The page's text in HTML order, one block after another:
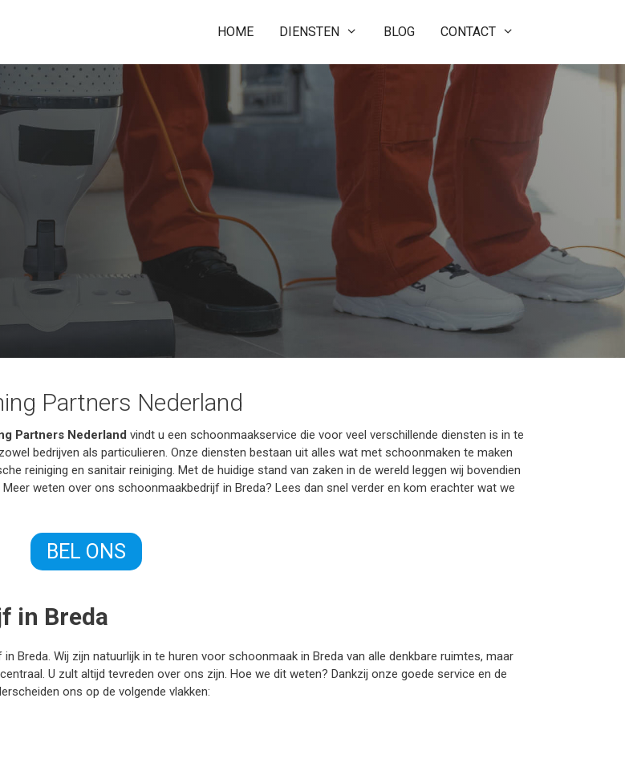
HOME DIENSTEN BLOG CONTACT
Partners Nederland
Partners Nederland vindt u een schoonmaakservice die voor veel verschillende diensten is in te
bedrijven als particulieren. Onze diensten bestaan uit alles wat met schoonmaken te maken
reiniging en sanitair reiniging. Met de huidige stand van zaken in de wereld leggen wij bovendien
weten over ons schoonmaakbedrijf in Breda? Lees dan snel verder en kom erachter wat we
BEL ONS
in Breda
Breda. Wij zijn natuurlijk in te huren voor schoonmaak in Breda van alle denkbare ruimtes, maar
U zult altijd tevreden over ons zijn. Hoe we dit weten? Dankzij onze goede service en de
ons op de volgende vlakken: